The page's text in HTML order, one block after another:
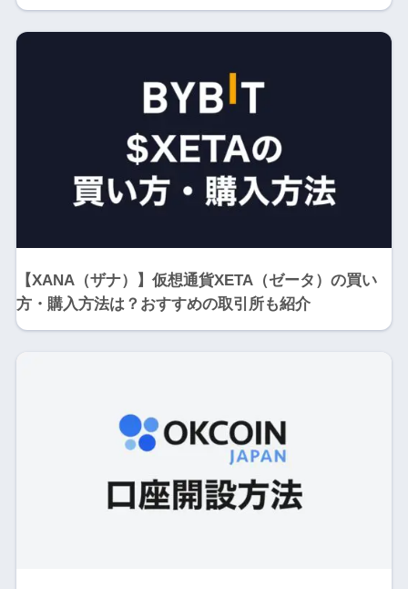
【XANA（ザナ）】仮想通貨XETA（ゼータ）の買い
方・購入方法は？おすすめの取引所も紹介